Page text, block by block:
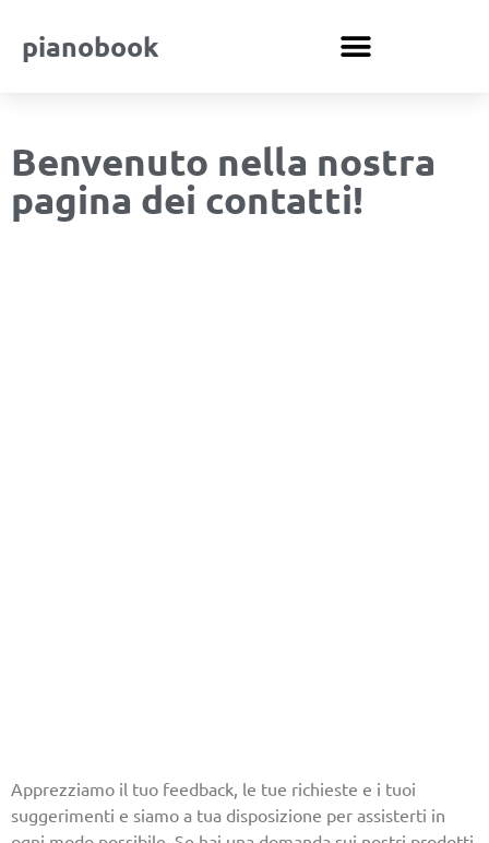
pianobook
Benvenuto nella nostra
pagina dei contatti!
Apprezziamo il tuo feedback, le tue richieste e i tuoi
suggerimenti e siamo a tua disposizione per assisterti in